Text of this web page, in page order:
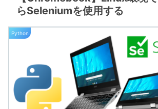
らSeleniumを使用する
Python